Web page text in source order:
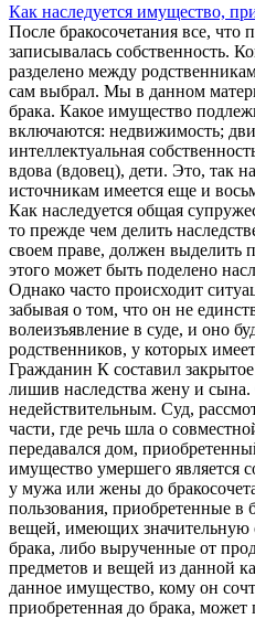
Как наследуется имущество,
После бракосочетания все,
записывалась собственность.
разделено между
сам выбрал. Мы в данном
брака. Какое имущество
включаются: недвижимость;
интеллектуальная
вдова (вдовец), дети. Это, так
источникам имеется еще и
Как наследуется общая
то прежде чем делить
своем праве, должен выделить
этого может быть поделено
Однако часто происходит
забывая о том, что он не
волеизъявление в суде, и оно
родственников, у которых
Гражданин К составил
лишив наследства жену и сына.
недействительным. Суд,
части, где речь шла о
передавался дом,
имущество умершего является
у мужа или жены до
пользования, приобретенные в
вещей, имеющих значительную
брака, либо вырученные от
предметов и вещей из данной
данное имущество, кому он
приобретенная до брака, может